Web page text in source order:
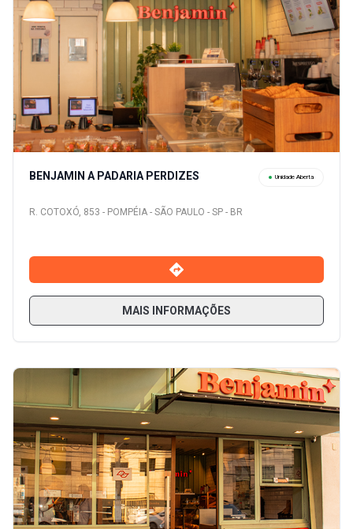
BENJAMIN A PADARIA PERDIZES Unidade Aberta
R. COTOXÓ, 853 - POMPÉIA - SÃO PAULO - SP - BR
MAIS INFORMAÇÕES